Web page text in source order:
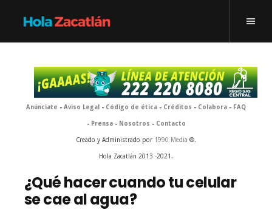
Anúnciate - Aviso Legal - Código de ética - Créditos - Colabora - FAQ
- Prensa- Nosotros - Contacto
Creado y Administrado por 1990 Media ®.
Hola Zacatlán 2013 -2021.
¿Qué hacer cuando tu celular
se cae al agua?